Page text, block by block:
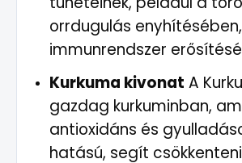
orrdugulás
immunrendszer
Kurkuma kivonat A
gazdag kurkuminban,
antioxidáns és
hatású, segít